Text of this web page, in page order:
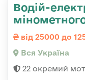
Водій-
від 25000 до
Вся Україна
22 окремий